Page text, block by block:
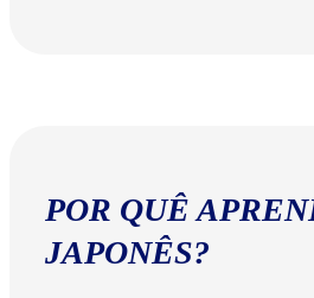
POR QUÊ
JAPONÊS?